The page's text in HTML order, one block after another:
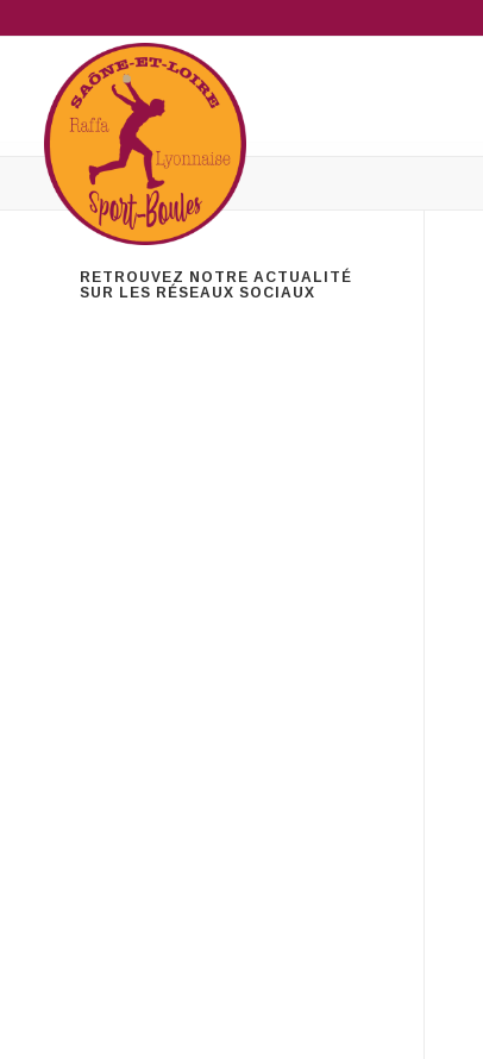
RETROUVEZ NOTRE ACTUALITÉ
SUR LES RÉSEAUX SOCIAUX